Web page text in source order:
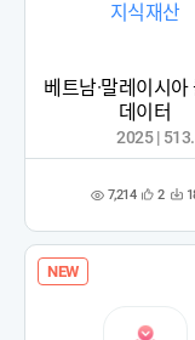
지식재산
베트남·말레이시아
데이터
조 7,214 관
록
2 다
2025 |
NEW